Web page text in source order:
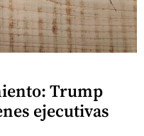
Trump
ejecutivas